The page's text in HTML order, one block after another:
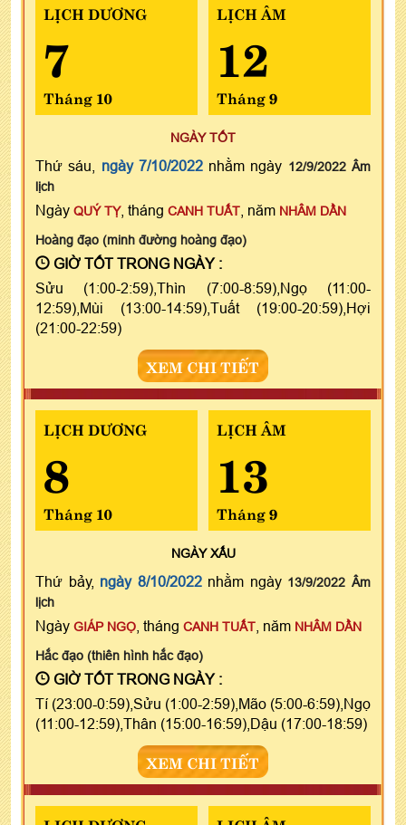
LỊCH DƯƠNG
7
Tháng 10
LỊCH ÂM
12
Tháng 9
NGÀY TỐT
Thứ sáu, ngày 7/10/2022nhằm ngày 12/9/2022 Âm
lịch
Ngày QUÝ TỴ, tháng CANH TUẤT , năm NHÂM DẦN
Hoàng đạo (minh đường hoàng đạo)
GIỜ TỐT TRONG NGÀY :
Sửu (1:00-2:59),Thìn (7:00-8:59),Ngọ (11:00-
12:59),Mùi (13:00-14:59),Tuất (19:00-20:59),Hợi
(21:00-22:59)
XEM CHI TIẾT
LỊCH DƯƠNG
8
Tháng 10
LỊCH ÂM
13
Tháng 9
NGÀYXẤU
Thứ bảy, ngày 8/10/2022nhằm ngày 13/9/2022 Âm
lịch
Ngày GIÁP NGỌ , tháng CANH TUẤT , năm NHÂM DẦN
Hắc đạo (thiên hình hắc đạo)
GIỜ TỐT TRONG NGÀY :
Tí (23:00-0:59),Sửu (1:00-2:59),Mão (5:00-6:59),Ngọ
(11:00-12:59),Thân (15:00-16:59),Dậu (17:00-18:59)
XEM CHI TIẾT